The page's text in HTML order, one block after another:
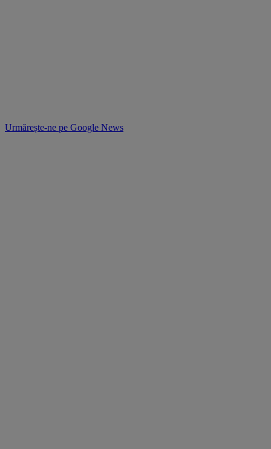
Urmărește-ne pe Google News